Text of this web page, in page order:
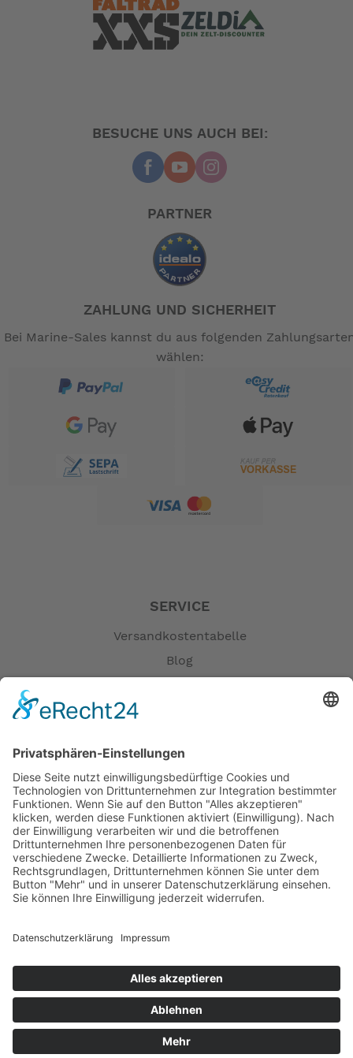
BESUCHE UNS AUCH BEI:
PARTNER
ZAHLUNG UND SICHERHEIT
Bei Marine-Sales kannst du aus folgenden
wählen:
SERVICE
Versandkostentabelle
Blog
Öffnungszeiten
Versandpartner
Verfügbarkeiten
Zahlung und Versand
Datenschutz
Fernabsatz
Widerrufsrecht MS
Kontakt
Garantiefall
Batterieverordnung
Ergänzende Allgemeine Geschäftsbedingungen zum